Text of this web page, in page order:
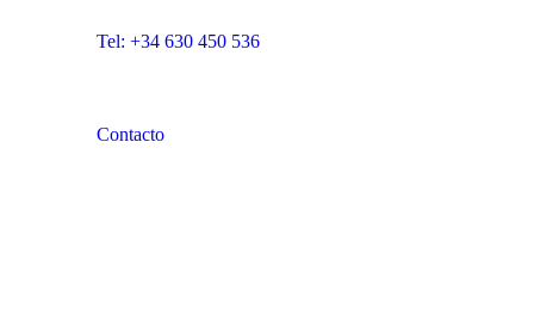
Tel: +34 630 450 536
Contacto